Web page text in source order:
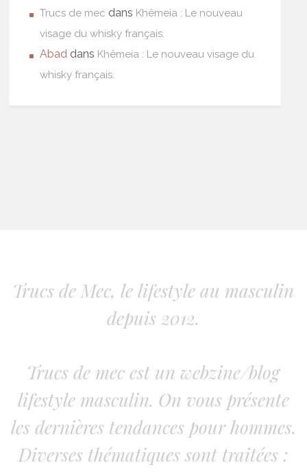
Trucs de mec dans Khêmeia : Le nouveau
visage du whisky français.
Abad dans Khêmeia : Le nouveau visage du
whisky français.
Trucs de Mec, le lifestyle au masculin
depuis 2012.
Trucs de mec est un webzine/blog
lifestyle masculin. On vous présente
les dernières tendances pour hommes.
Diverses thématiques sont traitées :